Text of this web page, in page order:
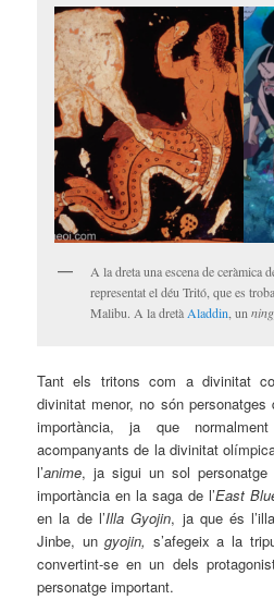
A la dreta una escena de ceràmica
representat el déu Tritó, que es
Malibu. A la dretà Aladdin , un
Tant els tritons com a divinitat
divinitat menor, no són
importància, ja que
acompanyants de la divinitat
l’anime, ja sigui un sol
importància en la saga de l’East
en la de l’Illa Gyojin, ja que és
Jinbe, ungyojin, s’afegeix a la
convertint-se en un dels
personatge important.